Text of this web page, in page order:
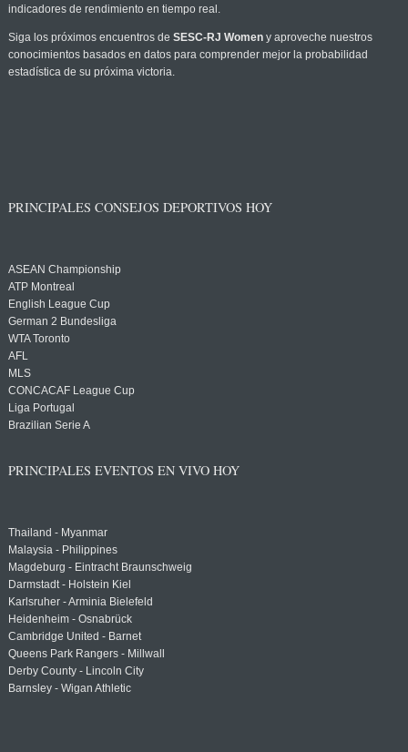
indicadores de rendimiento en tiempo real.
Siga los próximos encuentros de SESC-RJ Womeny aproveche nuestros
conocimientos basados en datos para comprender mejor la probabilidad
estadística de su próxima victoria.
PRINCIPALES CONSEJOS DEPORTIVOS HOY
ASEAN Championship
ATP Montreal
English League Cup
German 2 Bundesliga
WTA Toronto
AFL
MLS
CONCACAF League Cup
Liga Portugal
Brazilian Serie A
PRINCIPALES EVENTOS EN VIVO HOY
Thailand - Myanmar
Malaysia - Philippines
Magdeburg - Eintracht Braunschweig
Darmstadt - Holstein Kiel
Karlsruher - Arminia Bielefeld
Heidenheim - Osnabrück
Cambridge United - Barnet
Queens Park Rangers - Millwall
Derby County - Lincoln City
Barnsley - Wigan Athletic